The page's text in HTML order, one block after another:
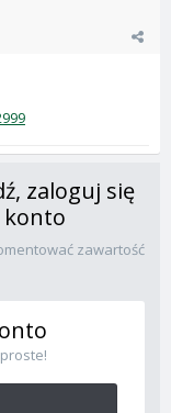
zaloguj się
zawartość